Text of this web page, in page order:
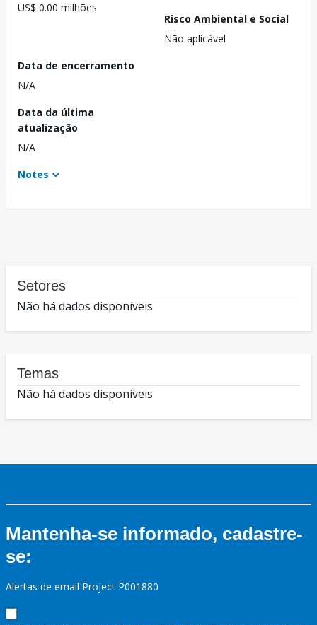
US$ 0.00 milhões
Risco Ambiental e Social
Não aplicável
Data de encerramento
N/A
Data da última
atualização
N/A
Notes
Setores
Não há dados disponíveis
Temas
Não há dados disponíveis
Mantenha-se informado, cadastre-
se:
Alertas de email Project P001880